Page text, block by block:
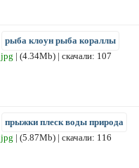
рыба клоун рыба кораллы
jpg | (4.34Mb) | скачали: 107
прыжки плеск воды природа
jpg | (5.87Mb) | скачали: 116